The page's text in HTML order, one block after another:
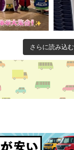
さらに読み込む